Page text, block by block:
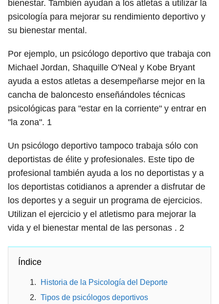
bienestar. También ayudan a los atletas a utilizar la
psicología para mejorar su rendimiento deportivo y
su bienestar mental.
Por ejemplo, un psicólogo deportivo que trabaja con
Michael Jordan, Shaquille O'Neal y Kobe Bryant
ayuda a estos atletas a desempeñarse mejor en la
cancha de baloncesto enseñándoles técnicas
psicológicas para "estar en la corriente" y entrar en
"la zona". 1
Un psicólogo deportivo tampoco trabaja sólo con
deportistas de élite y profesionales. Este tipo de
profesional también ayuda a los no deportistas y a
los deportistas cotidianos a aprender a disfrutar de
los deportes y a seguir un programa de ejercicios.
Utilizan el ejercicio y el atletismo para mejorar la
vida y el bienestar mental de las personas . 2
Índice
Historia de la Psicología del Deporte
Tipos de psicólogos deportivos